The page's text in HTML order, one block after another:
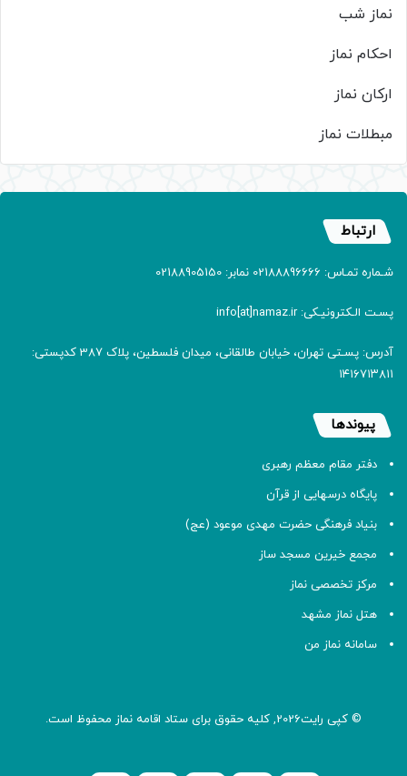
نماز شب
احکام نماز
ارکان نماز
مبطلات نماز
ارتباط
شـماره تمـاس: 02188896666 نمابر: 02188905150
پسـت الـکترونیـکی: info[at]namaz.ir
آدرس: پسـتی تهران، خیابان طالقانی، میدان فلسطین، پلاک 387 کدپستی:
۱۴۱۶۷۱۳۸۱۱
پیوندها
دفتر مقام معظم رهبری
پایگاه درسهایی از قرآن
بنیاد فرهنگی حضرت مهدی موعود (عج)
مجمع خیرین مسجد ساز
مرکز تخصصی نماز
هتل نماز مشهد
سامانه نماز من
© کپی رایت2026, کلیه حقوق برای ستاد اقامه نماز محفوظ است.